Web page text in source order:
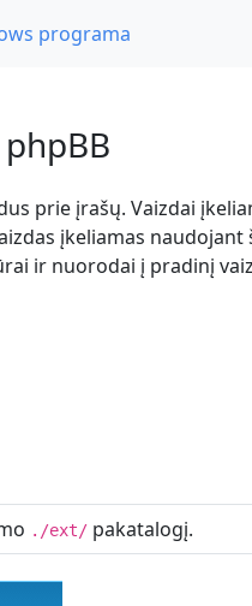
programa
prie įrašų. Vaizdai
įkeliamas
ir nuorodai į pradinį
./ext/ pakatalogį.